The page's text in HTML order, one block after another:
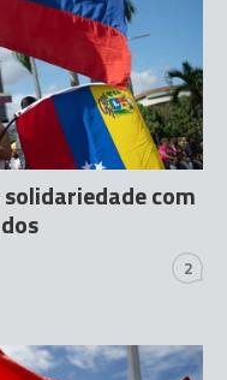
com
2